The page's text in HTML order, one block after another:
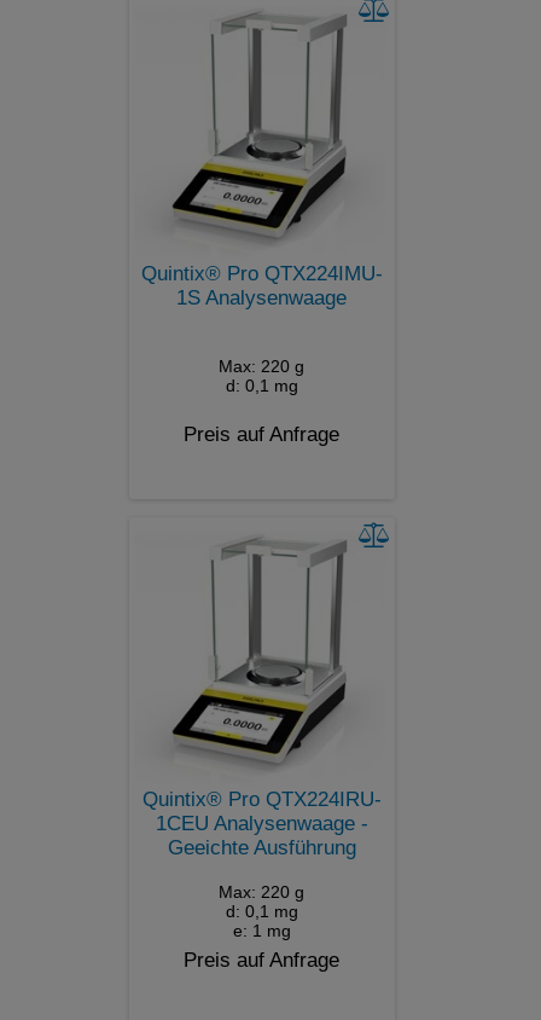
Quintix® Pro QTX224IMU-
1S Analysenwaage
Max: 220 g
d: 0,1 mg
Preis auf Anfrage
Quintix® Pro QTX224IRU-
1CEU Analysenwaage -
Geeichte Ausführung
Max: 220 g
d: 0,1 mg
e: 1 mg
Preis auf Anfrage